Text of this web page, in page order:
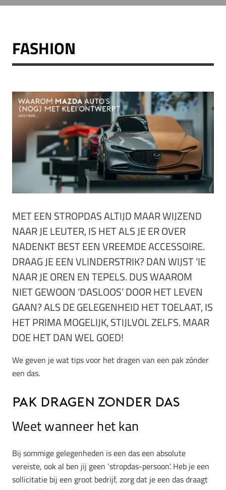
FASHION
MET EEN STROPDAS ALTIJD MAAR WIJZEND
NAAR JE LEUTER, IS HET ALS JE ER OVER
NADENKT BEST EEN VREEMDE ACCESSOIRE.
DRAAG JE EEN VLINDERSTRIK? DAN WIJST ‘IE
NAAR JE OREN EN TEPELS. DUS WAAROM
NIET GEWOON ‘DASLOOS’ DOOR HET LEVEN
GAAN? ALS DE GELEGENHEID HET TOELAAT, IS
HET PRIMA MOGELIJK, STIJLVOL ZELFS. MAAR
DOE HET DAN WEL GOED!
We geven je wat tips voor het dragen van een pak zónder
een das.
Pak dragen zonder das
Weet wanneer het kan
Bij sommige gelegenheden is een das een absolute
vereiste, ook al ben jij geen ‘stropdas-persoon’. Heb je een
sollicitatie bij een groot bedrijf, zorg dat je een das draagt